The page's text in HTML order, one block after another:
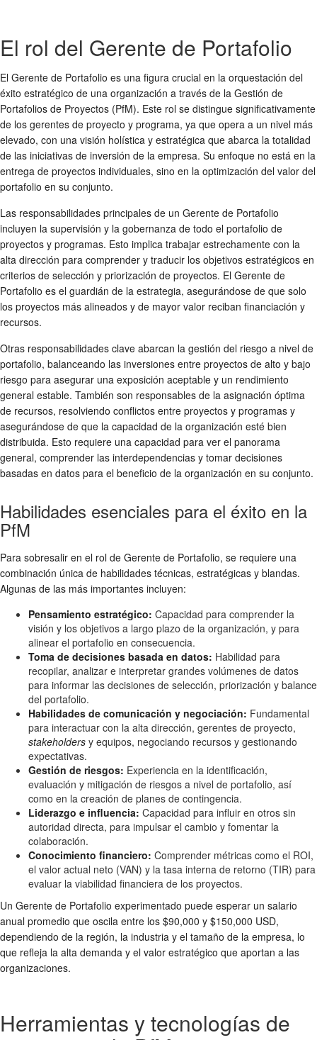
El rol del Gerente de Portafolio
El Gerente de Portafolio es una figura crucial en la orquestación del
éxito estratégico de una organización a través de la Gestión de
Portafolios de Proyectos (PfM). Este rol se distingue significativamente
de los gerentes de proyecto y programa, ya que opera a un nivel más
elevado, con una visión holística y estratégica que abarca la totalidad
de las iniciativas de inversión de la empresa. Su enfoque no está en la
entrega de proyectos individuales, sino en la optimización del valor del
portafolio en su conjunto.
Las responsabilidades principales de un Gerente de Portafolio
incluyen la supervisión y la gobernanza de todo el portafolio de
proyectos y programas. Esto implica trabajar estrechamente con la
alta dirección para comprender y traducir los objetivos estratégicos en
criterios de selección y priorización de proyectos. El Gerente de
Portafolio es el guardián de la estrategia, asegurándose de que solo
los proyectos más alineados y de mayor valor reciban financiación y
recursos.
Otras responsabilidades clave abarcan la gestión del riesgo a nivel de
portafolio, balanceando las inversiones entre proyectos de alto y bajo
riesgo para asegurar una exposición aceptable y un rendimiento
general estable. También son responsables de la asignación óptima
de recursos, resolviendo conflictos entre proyectos y programas y
asegurándose de que la capacidad de la organización esté bien
distribuida. Esto requiere una capacidad para ver el panorama
general, comprender las interdependencias y tomar decisiones
basadas en datos para el beneficio de la organización en su conjunto.
Habilidades esenciales para el éxito en la
PfM
Para sobresalir en el rol de Gerente de Portafolio, se requiere una
combinación única de habilidades técnicas, estratégicas y blandas.
Algunas de las más importantes incluyen:
Pensamiento estratégico: Capacidad para comprender la
visión y los objetivos a largo plazo de la organización, y para
alinear el portafolio en consecuencia.
Toma de decisiones basada en datos: Habilidad para
recopilar, analizar e interpretar grandes volúmenes de datos
para informar las decisiones de selección, priorización y balance
del portafolio.
Habilidades de comunicación y negociación: Fundamental
para interactuar con la alta dirección, gerentes de proyecto,
stakeholders y equipos, negociando recursos y gestionando
expectativas.
Gestión de riesgos: Experiencia en la identificación,
evaluación y mitigación de riesgos a nivel de portafolio, así
como en la creación de planes de contingencia.
Liderazgo e influencia: Capacidad para influir en otros sin
autoridad directa, para impulsar el cambio y fomentar la
colaboración.
Conocimiento financiero: Comprender métricas como el ROI,
el valor actual neto (VAN) y la tasa interna de retorno (TIR) para
evaluar la viabilidad financiera de los proyectos.
Un Gerente de Portafolio experimentado puede esperar un salario
anual promedio que oscila entre los $90,000 y $150,000 USD,
dependiendo de la región, la industria y el tamaño de la empresa, lo
que refleja la alta demanda y el valor estratégico que aportan a las
organizaciones.
Herramientas y tecnologías de